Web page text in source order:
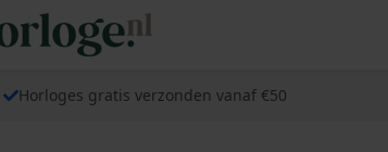
Horloges gratis verzonden vanaf €50